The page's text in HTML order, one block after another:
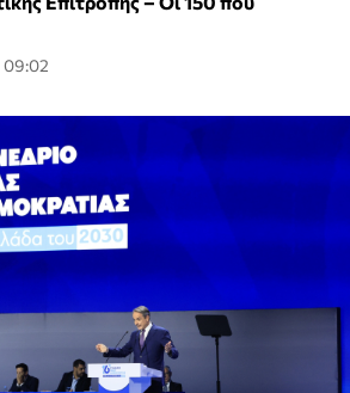
09:02